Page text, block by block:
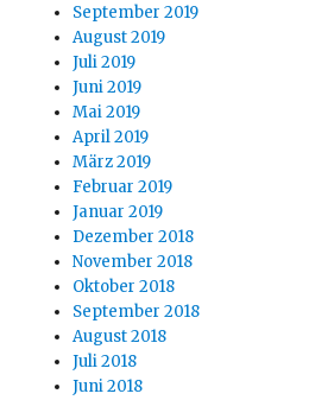
September 2019
August 2019
Juli 2019
Juni 2019
Mai 2019
April 2019
März 2019
Februar 2019
Januar 2019
Dezember 2018
November 2018
Oktober 2018
September 2018
August 2018
Juli 2018
Juni 2018